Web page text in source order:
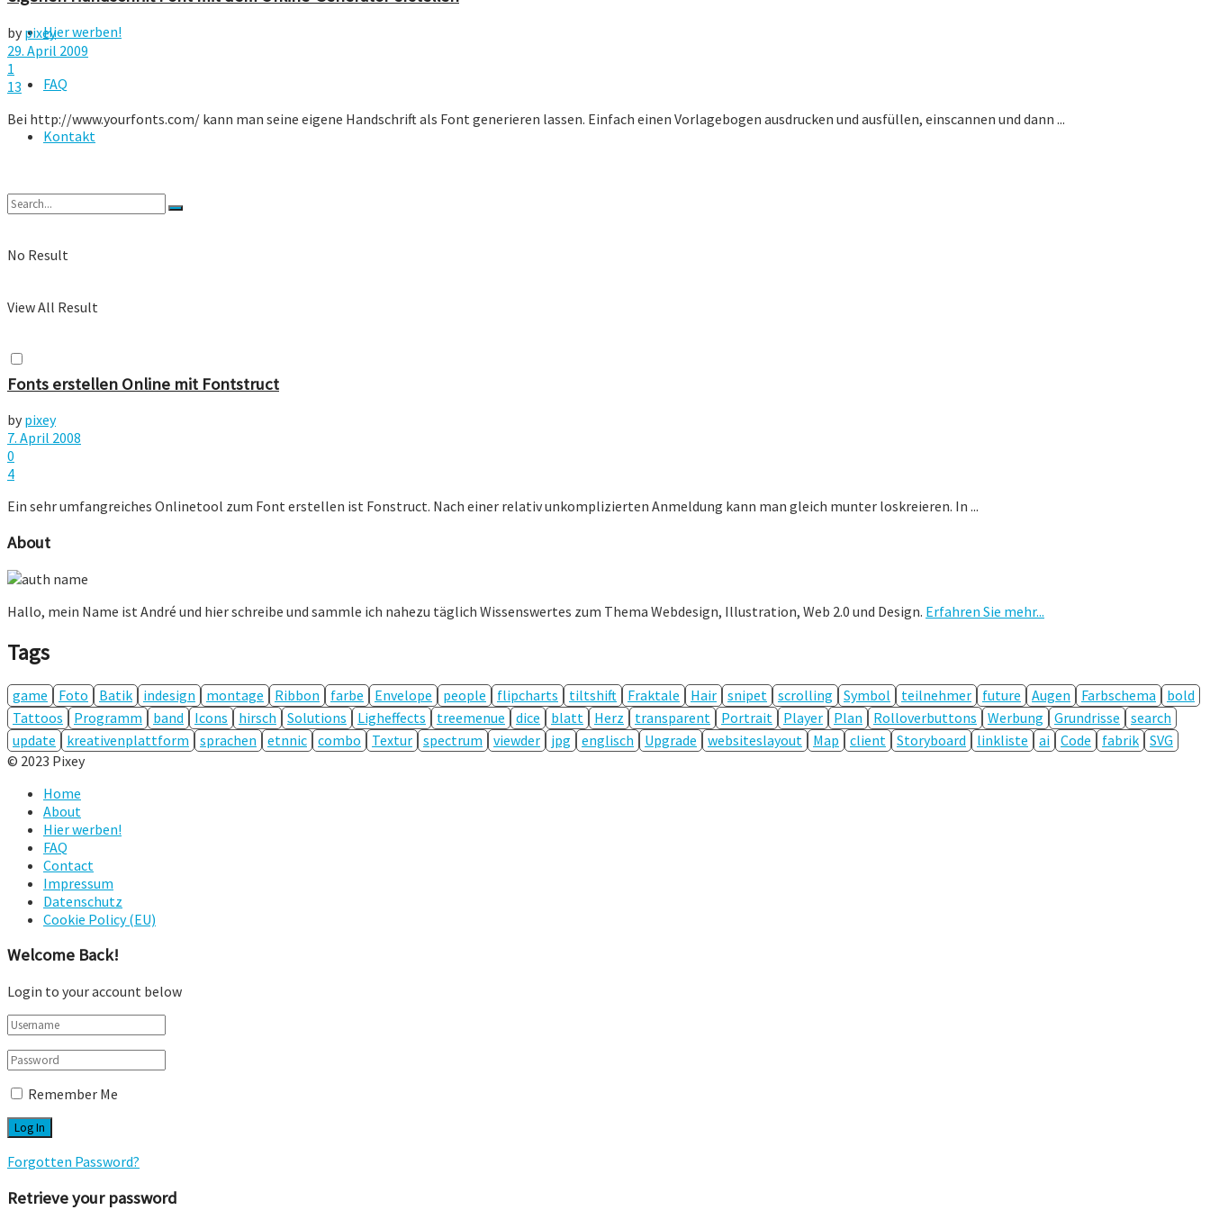
Hier werben!
FAQ
Kontakt
No Result
View All Result
by pixey
29. April 2009
1
13
Bei http://www.yourfonts.com/ kann man seine eigene Handschrift als Font generieren lassen. Einfach einen Vorlagebogen ausdrucken und ausfüllen, einscannen und dann ...
Fonts erstellen Online mit Fontstruct
by pixey
7. April 2008
0
4
Ein sehr umfangreiches Onlinetool zum Font erstellen ist Fonstruct. Nach einer relativ unkomplizierten Anmeldung kann man gleich munter loskreieren. In ...
About
Hallo, mein Name ist André und hier schreibe und sammle ich nahezu täglich Wissenswertes zum Thema Webdesign, Illustration, Web 2.0 und Design. Erfahren Sie mehr...
Tags
game Foto Batik indesign montage Ribbon farbe Envelope people flipcharts tiltshift Fraktale Hair snipet scrolling Symbol teilnehmer future Augen Farbschema
bold
Tattoos
Programm band Icons hirsch Solutions Ligheffects treemenue dice blatt Herz transparent Portrait Player Plan Rolloverbuttons Werbung Grundrisse
search
update
kreativenplattform sprachen etnnic combo Textur spectrum viewder jpg englisch Upgrade websiteslayout Map client Storyboard linkliste ai Code fabrik SVG
© 2023 Pixey
Home
About
Hier werben!
FAQ
Contact
Impressum
Datenschutz
Cookie Policy (EU)
Welcome Back!
Login to your account below
Remember Me
Forgotten Password?
Retrieve your password